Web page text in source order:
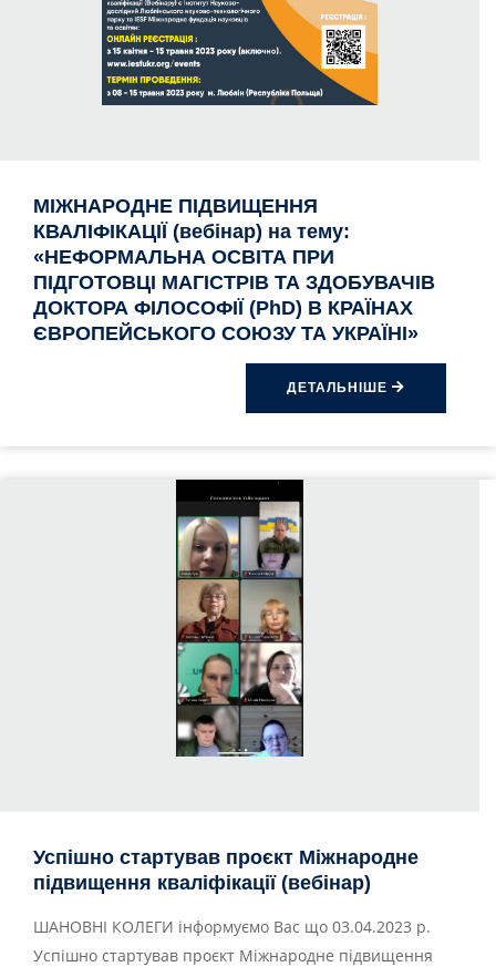
МІЖНАРОДНE ПІДВИЩЕННЯ
КВАЛІФІКАЦІЇ (вебінар) на тему:
«НЕФОРМАЛЬНА ОСВІТА ПРИ
ПІДГОТОВЦІ МАГІСТРІВ ТА ЗДОБУВАЧІВ
ДОКТОРА ФІЛОСОФІЇ (PhD) В КРАЇНАХ
ЄВРОПЕЙСЬКОГО СОЮЗУ ТА УКРАЇНІ»
ДЕТАЛЬНІШЕ
Успішно стартував проєкт Міжнародне
підвищення кваліфікації (вебінар)
ШАНОВНІ КОЛЕГИ інформуємо Вас що 03.04.2023 р.
Успішно стартував проєкт Міжнародне підвищення